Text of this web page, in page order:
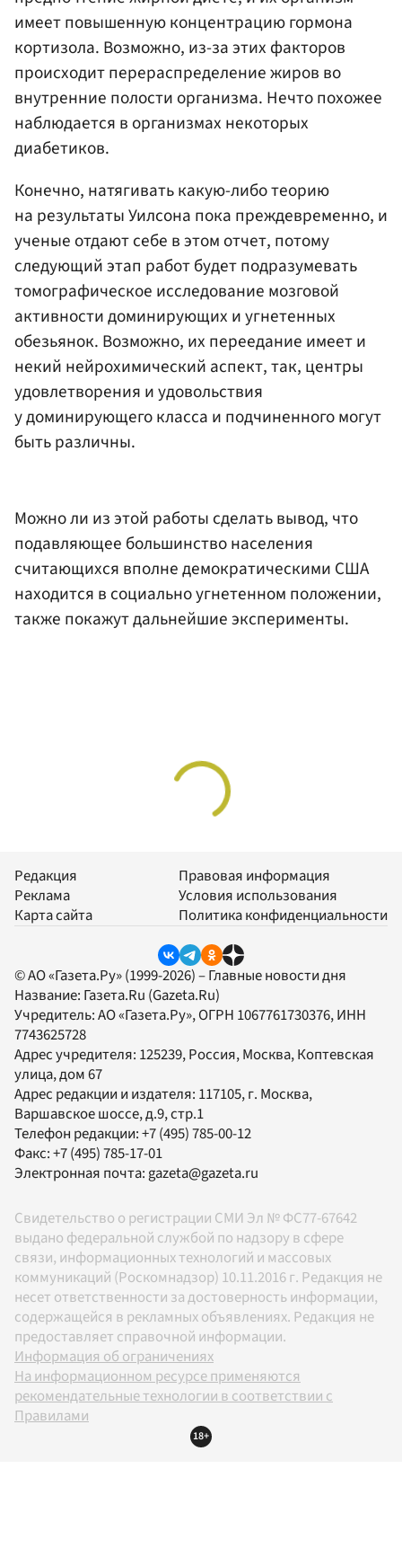
имеет повышенную концентрацию гормона
кортизола. Возможно, из-за этих факторов
происходит перераспределение жиров во
внутренние полости организма. Нечто похожее
наблюдается в организмах некоторых
диабетиков.
Конечно, натягивать какую-либо теорию
на результаты Уилсона пока преждевременно, и
ученые отдают себе в этом отчет, потому
следующий этап работ будет подразумевать
томографическое исследование мозговой
активности доминирующих и угнетенных
обезьянок. Возможно, их переедание имеет и
некий нейрохимический аспект, так, центры
удовлетворения и удовольствия
у доминирующего класса и подчиненного могут
быть различны.
Можно ли из этой работы сделать вывод, что
подавляющее большинство населения
считающихся вполне демократическими США
находится в социально угнетенном положении,
также покажут дальнейшие эксперименты.
Редакция
Реклама
Карта сайта
Правовая информация
Условия использования
Политика конфиденциальности
© АО «Газета.Ру» (1999-2026) – Главные новости дня
Название: Газета.Ru (Gazeta.Ru)
Учредитель:АО «Газета.Ру», ОГРН 1067761730376, ИНН
7743625728
Адрес учредителя: 125239, Россия, Москва, Коптевская
улица, дом 67
Адрес редакции и издателя: 117105, г. Москва,
Варшавское шоссе, д.9, стр.1
Телефон редакции:+7 (495) 785-00-12
Факс:+7 (495) 785-17-01
Электронная почта: gazeta@gazeta.ru
Свидетельство о регистрации СМИ Эл № ФС77-67642
выдано федеральной службой по надзору в сфере
связи, информационных технологий и массовых
коммуникаций (Роскомнадзор) 10.11.2016 г. Редакция не
несет ответственности за достоверность информации,
содержащейся в рекламных объявлениях. Редакция не
предоставляет справочной информации.
Информация об ограничениях
На информационном ресурсе применяются
рекомендательные технологии в соответствии с
Правилами
18+